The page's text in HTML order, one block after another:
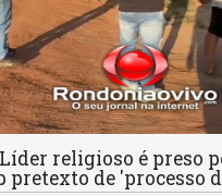
Líder religioso é preso
pretexto de 'processo